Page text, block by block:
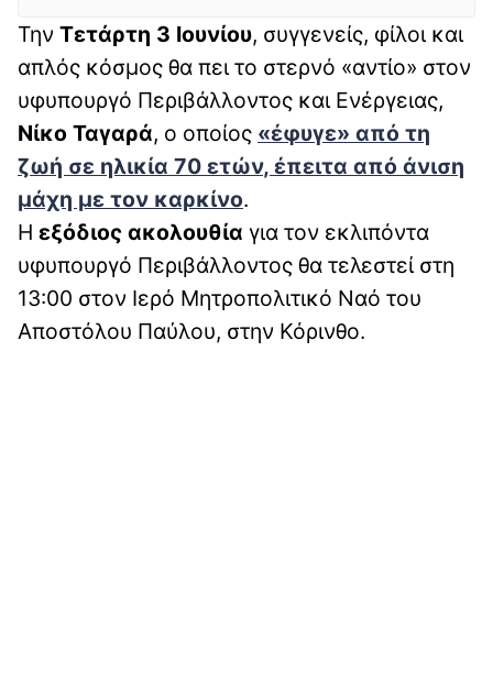
Την Τετάρτη 3 Ιουνίου, συγγενείς, φίλοι και
απλός κόσμος θα πει το στερνό «αντίο» στον
υφυπουργό Περιβάλλοντος και Ενέργειας,
Νίκο Ταγαρά, ο οποίος «έφυγε» από τη
ζωή σε ηλικία 70 ετών, έπειτα από άνιση
μάχη με τον καρκίνο.
Η εξόδιος ακολουθία για τον εκλιπόντα
υφυπουργό Περιβάλλοντος θα τελεστεί στη
13:00 στον Ιερό Μητροπολιτικό Ναό του
Αποστόλου Παύλου, στην Κόρινθο.